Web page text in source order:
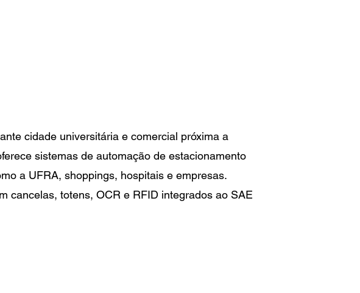
cidade universitária e comercial próxima a
sistemas de automação de estacionamento
a UFRA, shoppings, hospitais e empresas.
cancelas, totens, OCR e RFID integrados ao SAE